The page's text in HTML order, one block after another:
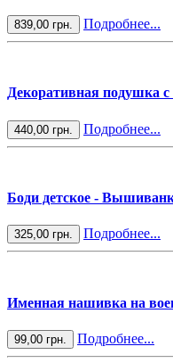
839,00 грн. Подробнее...
Декоративная подушка
440,00 грн. Подробнее...
Боди детское -
325,00 грн. Подробнее...
Именная нашивка на
99,00 грн. Подробнее...